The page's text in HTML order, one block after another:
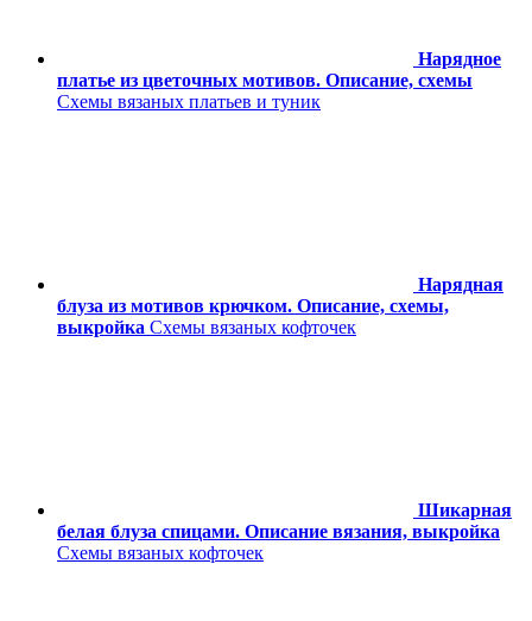
Нарядное
платье из цветочных мотивов. Описание, схемы
Схемы вязаных платьев и туник
Нарядная
блуза из мотивов крючком. Описание, схемы,
выкройка Схемы вязаных кофточек
Шикарная
белая блуза спицами. Описание вязания, выкройка
Схемы вязаных кофточек